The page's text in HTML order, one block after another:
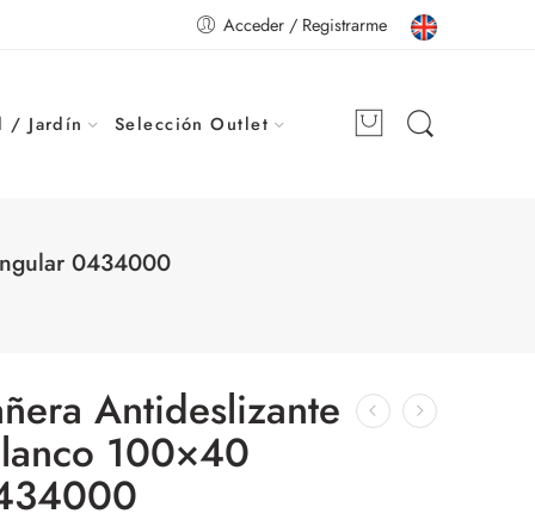
Acceder / Registrarme
/ Jardín Selección Outlet
0434000
Antideslizante
100×40